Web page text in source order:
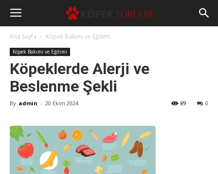
Ana Sayfa Köpek Bakımı ve Eğitimi
Köpek Bakımı ve Eğitimi
Köpeklerde Alerji ve
Beslenme Şekli
By admin - 20 Ekim 2024 0
89